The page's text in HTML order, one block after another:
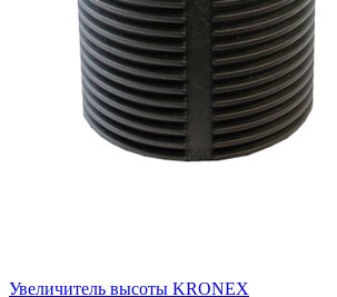
Увеличитель высоты KRONEX